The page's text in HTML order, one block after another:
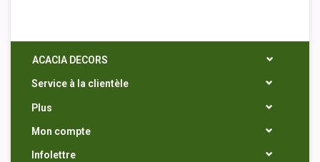
ACACIA DECORS
Service à la clientèle
Plus
Mon compte
Infolettre